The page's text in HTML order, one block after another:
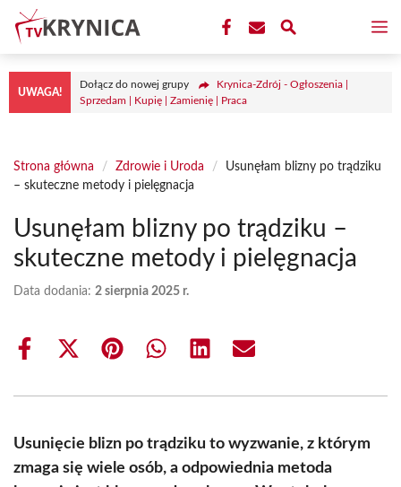
Przejdź
treści
UWAGA!
Dołącz do nowej grupy
Krynica-Zdrój - Ogłoszenia |
Sprzedam | Kupię | Zamienię | Praca
Strona główna / Zdrowie i Uroda /
Usunęłam blizny po trądziku
– skuteczne metody i pielęgnacja
Usunęłam blizny po trądziku –
skuteczne metody i pielęgnacja
Data dodania: 2 sierpnia 2025 r.
Share
Share
(Twitter)
Share Share Share Share
Usunięcie blizn po trądziku to wyzwanie, z którym
zmaga się wiele osób, a odpowiednia metoda